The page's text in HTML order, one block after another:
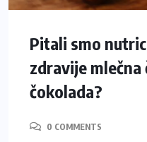
Pitali smo
zdravije
čokolada?
0 COMMENTS